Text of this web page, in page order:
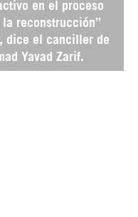
en el proceso
la reconstrucción”
dice el canciller de
Yavad Zarif.